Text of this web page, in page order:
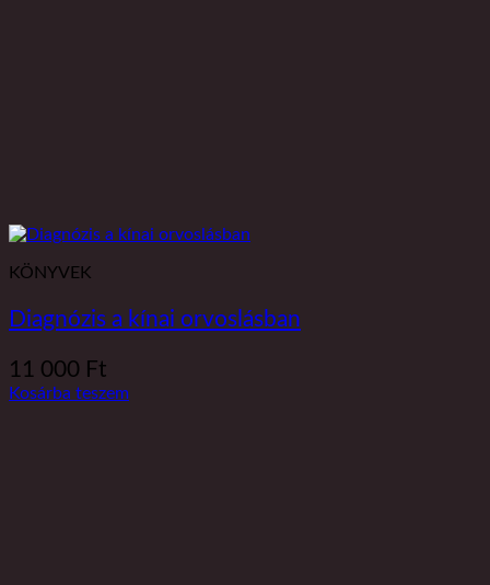
KÖNYVEK
Diagnózis a kínai orvoslásban
11 000 Ft
Kosárba teszem